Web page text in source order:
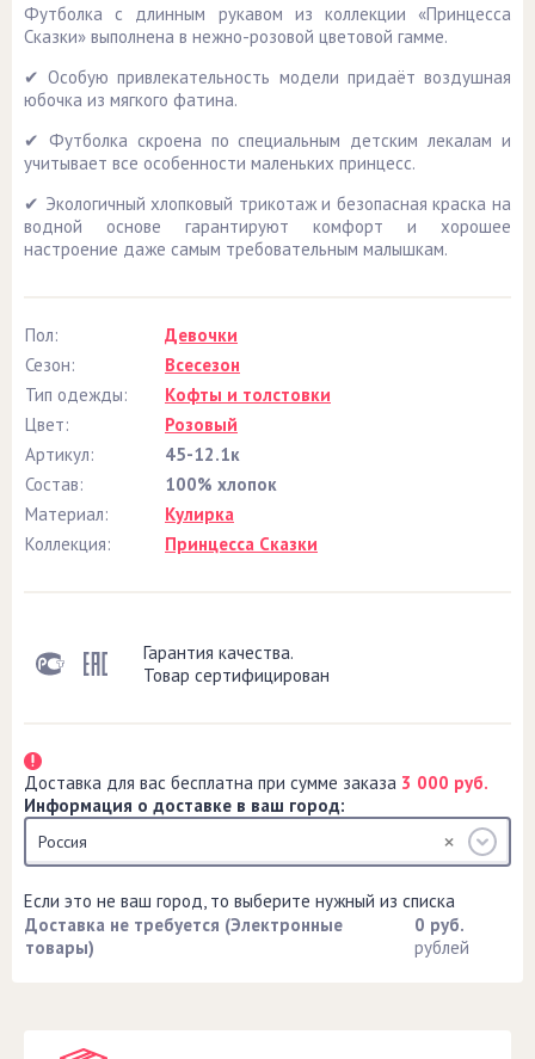
Футболка с длинным рукавом из коллекции «Принцесса
Сказки» выполнена в нежно-розовой цветовой гамме.
✔ Особую привлекательность модели придаёт воздушная
юбочка из мягкого фатина.
✔ Футболка скроена по специальным детским лекалам и
учитывает все особенности маленьких принцесс.
✔ Экологичный хлопковый трикотаж и безопасная краска на
водной основе гарантируют комфорт и хорошее
настроение даже самым требовательным малышкам.
Пол:
Девочки
Сезон:
Всесезон
Тип одежды:
Кофты и толстовки
Цвет:
Розовый
Артикул:
45-12.1к
Состав:
100% хлопок
Материал:
Кулирка
Коллекция:
Принцесса Сказки
Гарантия качества.
Товар сертифицирован
Доставка для вас бесплатна при сумме заказа 3 000 руб.
Информация о доставке в ваш город:
Россия
Если это не ваш город, то выберите нужный из списка
Доставка не требуется (Электронные
товары)
0 руб.
рублей